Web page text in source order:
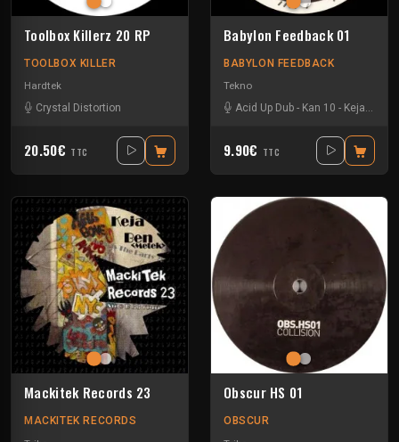
Toolbox Killerz 20 RP
TOOLBOX KILLER
Hardtek
Crystal Distortion
20.50€ TTC
Babylon Feedback 01
BABYLON FEEDBACK
Tekno
Acid Up Dub - Kan 10 - Keja-
9.90€ TTC
Mackitek Records 23
MACKITEK RECORDS
Obscur HS 01
OBSCUR